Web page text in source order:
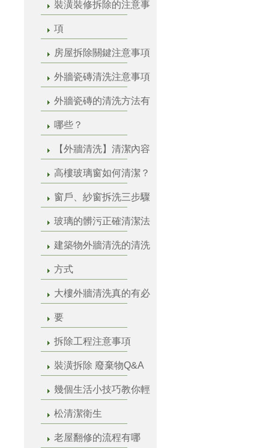
裝潢裝修拆除的注意事
項
房屋拆除關鍵注意事項
外牆瓷磚清洗注意事項
外牆瓷磚的清洗方法有
哪些？
【外牆清洗】清潔內容
高樓玻璃窗如何清潔？
窗戶、紗窗拆洗三步驟
玻璃的髒污正確清潔法
建築物外牆清洗的清洗
方式
大樓外牆清洗真的有必
要
拆除工程注意事項
裝潢拆除 廢棄物Q&A
幾個生活小技巧教你輕
松清潔衛生
老屋翻修的流程有哪